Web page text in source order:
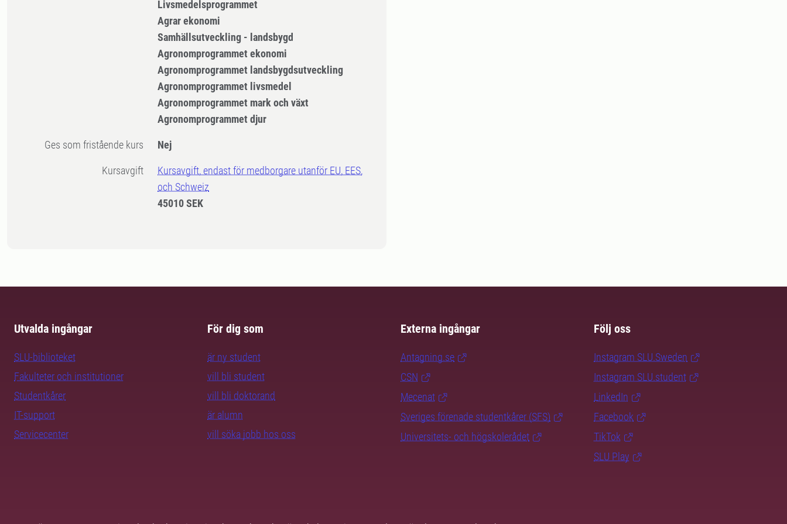
Livsmedelsprogrammet
Agrar ekonomi
Samhällsutveckling - landsbygd
Agronomprogrammet ekonomi
Agronomprogrammet landsbygdsutveckling
Agronomprogrammet livsmedel
Agronomprogrammet mark och växt
Agronomprogrammet djur
Ges som fristående kurs Nej
Kursavgift
Kursavgift, endast för medborgare utanför EU, EES,
och Schweiz
45010 SEK
Utvalda ingångar
SLU-biblioteket
Fakulteter och institutioner
Studentkårer
IT-support
Servicecenter
För dig som
är ny student
vill bli student
vill bli doktorand
är alumn
vill söka jobb hos oss
Externa ingångar
Antagning.se
CSN
Mecenat
Sveriges förenade studentkårer (SFS)
Universitets- och högskolerådet
Följ oss
Instagram SLU.Sweden
Instagram SLU.student
LinkedIn
Facebook
TikTok
SLU Play